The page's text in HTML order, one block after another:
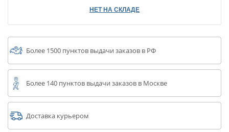
НЕТ НА СКЛАДЕ
Более 1500 пунктов выдачи заказов в РФ
Более 140 пунктов выдачи заказов в Москве
Доставка курьером